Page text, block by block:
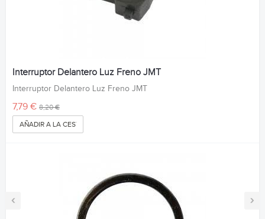
‹ ›
Interruptor Delantero Luz Freno JMT
Interruptor Delantero Luz Freno JMT
7,79 € 8,20 €
AÑADIR A LA CESTA